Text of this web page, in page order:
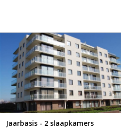
Jaarbasis - 2 slaapkamers